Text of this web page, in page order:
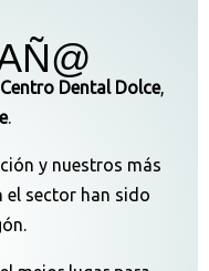
Centro Dental Dolce,
.
y nuestros más
el sector han sido